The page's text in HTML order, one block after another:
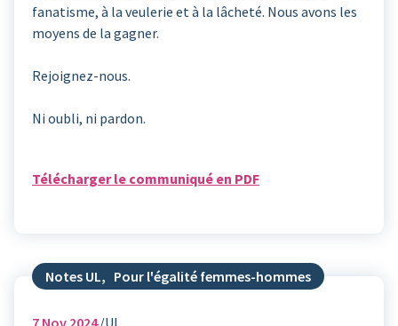
fanatisme, à la veulerie et à la lâcheté. Nous avons les
moyens de la gagner.
Rejoignez-nous.
Ni oubli, ni pardon.
Télécharger le communiqué en PDF
Notes UL, Pour l'égalité femmes-hommes
7 Nov 2024 UL